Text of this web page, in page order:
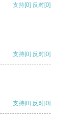
支持[0] 反对[0]
支持[0] 反对[0]
支持[0] 反对[0]